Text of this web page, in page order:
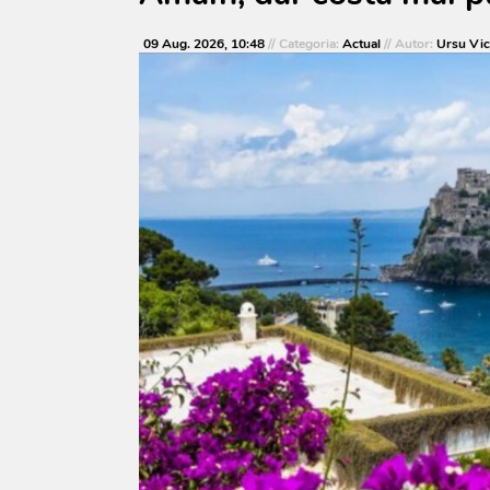
09 Aug. 2026, 10:48// Categoria: Actual// Autor: Ursu